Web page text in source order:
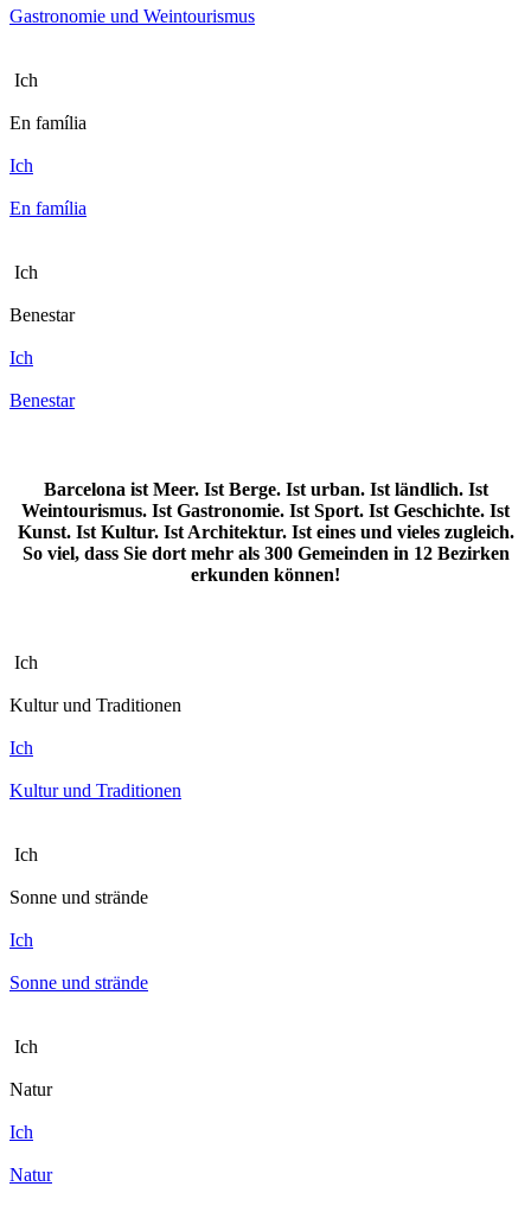
Gastronomie und Weintourismus
Ich
En família
Ich
En família
Ich
Benestar
Ich
Benestar
Barcelona ist Meer. Ist Berge. Ist urban. Ist ländlich. Ist
Weintourismus. Ist Gastronomie. Ist Sport. Ist Geschichte. Ist
Kunst. Ist Kultur. Ist Architektur. Ist eines und vieles zugleich.
So viel, dass Sie dort mehr als 300 Gemeinden in 12 Bezirken
erkunden können!
Ich
Kultur und Traditionen
Ich
Kultur und Traditionen
Ich
Sonne und strände
Ich
Sonne und strände
Ich
Natur
Ich
Natur